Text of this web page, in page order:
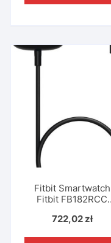
Fitbit Smartwatch
Fitbit FB182RCC
722,02zł